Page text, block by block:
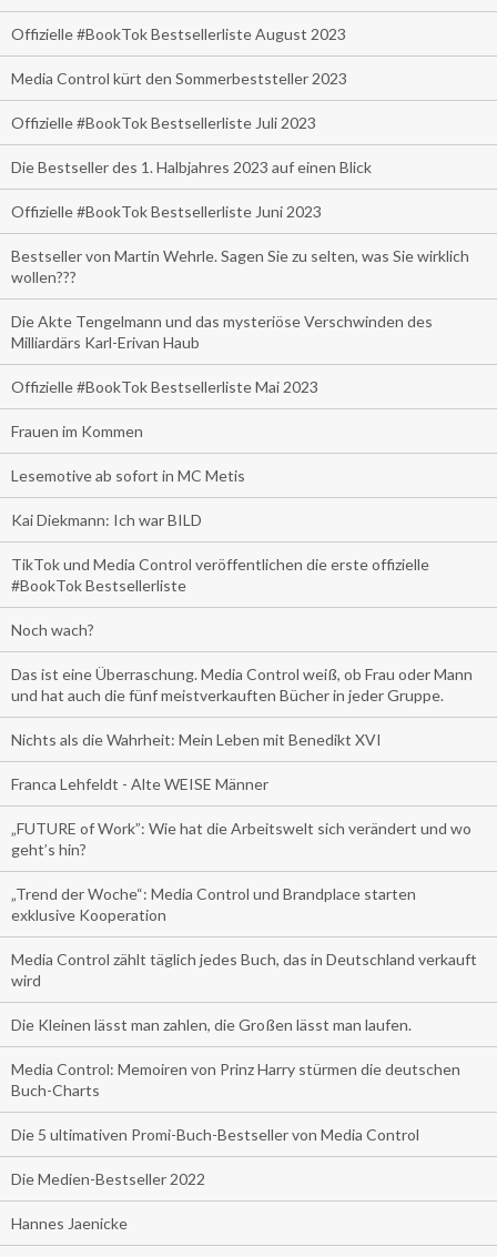
Offizielle #BookTok Bestsellerliste August 2023
Media Control kürt den Sommerbeststeller 2023
Offizielle #BookTok Bestsellerliste Juli 2023
Die Bestseller des 1. Halbjahres 2023 auf einen Blick
Offizielle #BookTok Bestsellerliste Juni 2023
Bestseller von Martin Wehrle. Sagen Sie zu selten, was Sie wirklich
wollen???
Die Akte Tengelmann und das mysteriöse Verschwinden des
Milliardärs Karl-Erivan Haub
Offizielle #BookTok Bestsellerliste Mai 2023
Frauen im Kommen
Lesemotive ab sofort in MC Metis
Kai Diekmann: Ich war BILD
TikTok und Media Control veröffentlichen die erste offizielle
#BookTok Bestsellerliste
Noch wach?
Das ist eine Überraschung. Media Control weiß, ob Frau oder Mann
und hat auch die fünf meistverkauften Bücher in jeder Gruppe.
Nichts als die Wahrheit: Mein Leben mit Benedikt XVI
Franca Lehfeldt - Alte WEISE Männer
„FUTURE of Work”: Wie hat die Arbeitswelt sich verändert und wo
geht’s hin?
„Trend der Woche“: Media Control und Brandplace starten
exklusive Kooperation
Media Control zählt täglich jedes Buch, das in Deutschland verkauft
wird
Die Kleinen lässt man zahlen, die Großen lässt man laufen.
Media Control: Memoiren von Prinz Harry stürmen die deutschen
Buch-Charts
Die 5 ultimativen Promi-Buch-Bestseller von Media Control
Die Medien-Bestseller 2022
Hannes Jaenicke